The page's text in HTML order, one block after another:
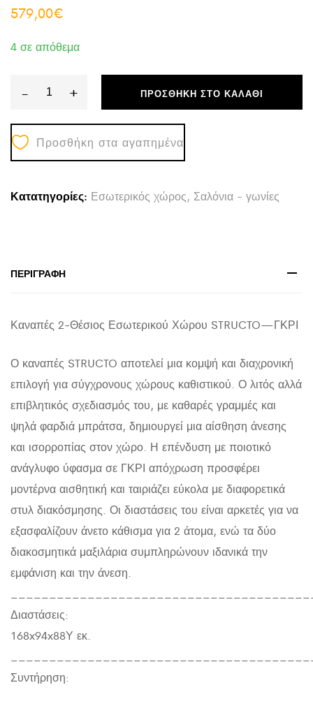
579,00€
4 σε απόθεμα
-
ΚΑΝΑΠΕΣ
2-
ΘΕΣΙΟΣ
STRUCTO
ΓΚΡΙ
quantity
+ ΠΡΟΣΘΉΚΗ ΣΤΟ ΚΑΛΆΘΙ
Προσθήκη στα αγαπημένα
Κατατηγορίες: Εσωτερικός χώρος, Σαλόνια - γωνίες
ΠΕΡΙΓΡΑΦΉ
Καναπές 2-Θέσιος Εσωτερικού Χώρου STRUCTO—ΓΚΡΙ
Ο καναπές STRUCTO αποτελεί μια κομψή και διαχρονική
επιλογή για σύγχρονους χώρους καθιστικού. Ο λιτός αλλά
επιβλητικός σχεδιασμός του, με καθαρές γραμμές και
ψηλά φαρδιά μπράτσα, δημιουργεί μια αίσθηση άνεσης
και ισορροπίας στον χώρο. Η επένδυση με ποιοτικό
ανάγλυφο ύφασμα σε ΓΚΡΙ απόχρωση προσφέρει
μοντέρνα αισθητική και ταιριάζει εύκολα με διαφορετικά
στυλ διακόσμησης. Οι διαστάσεις του είναι αρκετές για να
εξασφαλίζουν άνετο κάθισμα για 2 άτομα, ενώ τα δύο
διακοσμητικά μαξιλάρια συμπληρώνουν ιδανικά την
εμφάνιση και την άνεση.
Διαστάσεις:
168x94x88Υ εκ.
Συντήρηση: